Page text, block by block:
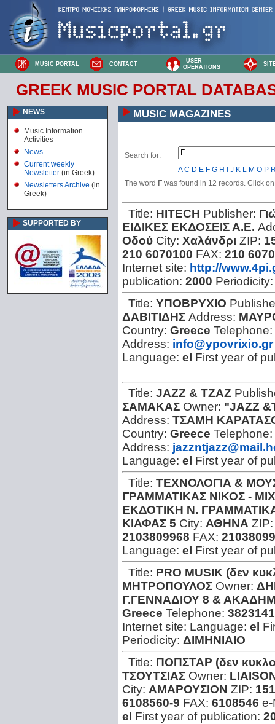
MUSIC PORTAL CONTACT
USER
OPERATIONS
GREEK MUSIC PORTAL
NEWS
Music Information
Activities
News
Current weekly
Newsletter (in Greek)
Newsletters Archive (in
Greek)
SUPPORTED BY
MUSIC MAGAZINES
Search for:
A C D E F G H J K L M O P
The word Γ was found in 12 records. Click
Title: HITECH Publisher:
ΕΙΔΙΚΕΣ ΕΚΔΟΣΕΙΣ Α.Ε.
Οδού City: Χαλάνδρι ZIP:
210 6070100 FAX: 210
Internet site: http://
publication: 2000
Title: ΥΠΟΒΡΥΧΙΟ
ΔΑΒΙΤΙΔΗΣ Address:
Country: Greece Telephone:
Address: info@ypovrixio.gr
Language: el First year of
Title: JAZZ & ΤΖΑΖ
ΣΑΜΑΚΑΣ Owner: "JAZZ
Address: ΤΣΑΜΗ
Country: Greece Telephone:
Address:
Language: el First year of
Title: ΤΕΧΝΟΛΟΓΙΑ &
ΓΡΑΜΜΑΤΙΚΑΣ ΝΙΚΟΣ -
ΕΚΔΟΤΙΚΗ Ν.
ΚΙΑΦΑΣ 5 City: ΑΘΗΝΑ
2103809968 FAX:
Language: el First year of
Title: PRO MUSIK (δεν
ΜΗΤΡΟΠΟΥΛΟΣ Owner:
Γ.ΓΕΝΝΑΔΙΟΥ 8 &
Greece Telephone: 3823141
Internet site: Language: el
Periodicity: ΔΙΜΗΝΙΑΙΟ
Title: ΠΟΠΣΤΑΡ (δεν
ΤΣΟΥΤΣΙΑΣ Owner:
City: ΑΜΑΡΟΥΣΙΟΝ ZIP:
6108560-9 FAX: 6108546
el First year of publication: